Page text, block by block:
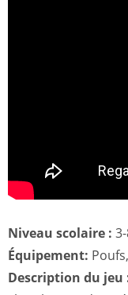
Niveau scolaire :
Équipement:
Description du jeu